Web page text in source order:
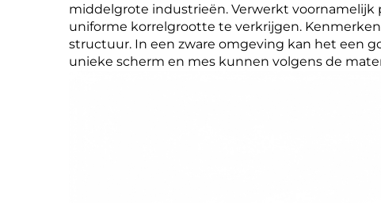
middelgrote industrieën. Verwerkt voornamelijk
uniforme korrelgrootte te verkrijgen.
structuur. In een zware omgeving kan het een
unieke scherm en mes kunnen volgens de